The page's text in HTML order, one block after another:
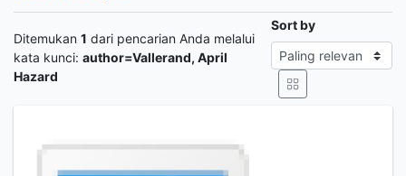
Ditemukan 1 dari pencarian Anda melalui
kata kunci: author=Vallerand, April
Hazard
Sort by